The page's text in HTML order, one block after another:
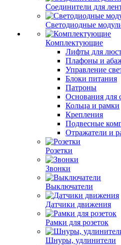
Соединители для
Светодиодные
Комплектующие
Лифты для
Плафоны и
Управление
Блоки питания
Патроны
Основания для
Кольца и рамки
Крепления
Подвесные
Отражатели и
Розетки
Звонки
Выключатели
Датчики движения
Рамки для розеток
Шнуры, удлинители